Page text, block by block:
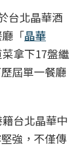
台北晶華酒
「晶華
拿下17盤繼
屆單一餐廳
台北晶華中
強，不僅傳